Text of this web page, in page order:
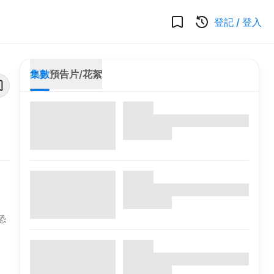
登記 / 登入
集數預告片/花絮